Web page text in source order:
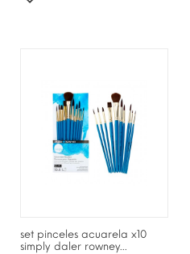
set pinceles acuarela x10
simply daler rowney...